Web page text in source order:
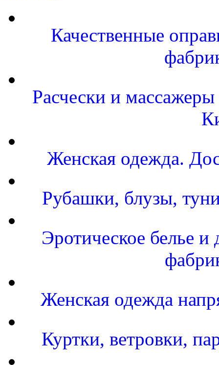
Качественные
Расчески и
Женская одежда.
Рубашки, блузы,
Эротическое белье
Женская одежда
Куртки, ветровки,